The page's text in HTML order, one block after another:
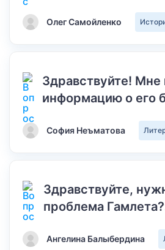
Олег Самойленко
Здравствуйте!
информацию о его
София Неъматова
Здравствуйте,
проблема
Ангелина Балыбердина